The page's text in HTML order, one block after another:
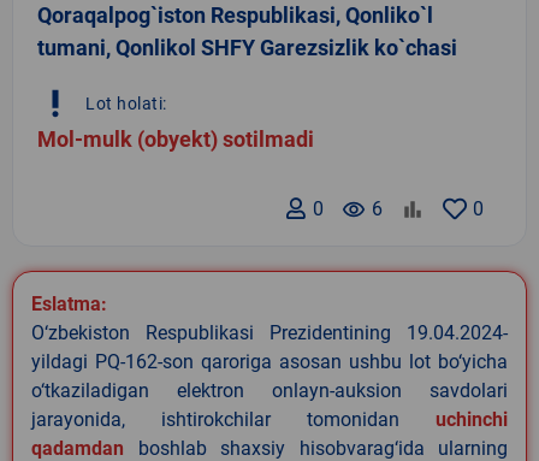
Qoraqalpog`iston Respublikasi, Qonliko`l
tumani, Qonlikol SHFY Garezsizlik ko`chasi
priority_high Lot holati:
Mol-mulk (obyekt) sotilmadi
0
remove_red_eye 6
0
Eslatma:
O‘zbekiston Respublikasi Prezidentining 19.04.2024-
yildagi PQ-162-son qaroriga asosan ushbu lot bo‘yicha
o‘tkaziladigan elektron onlayn-auksion savdolari
jarayonida, ishtirokchilar tomonidan uchinchi
qadamdan boshlab shaxsiy hisobvarag‘ida ularning